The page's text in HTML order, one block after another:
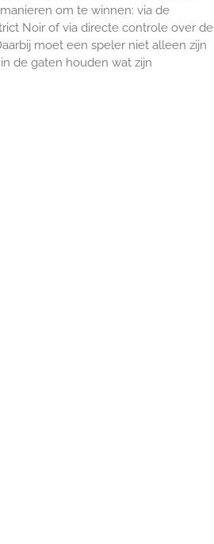
om te winnen: via de
Noir of via directe controle over de
moet een speler niet alleen zijn
de gaten houden wat zijn